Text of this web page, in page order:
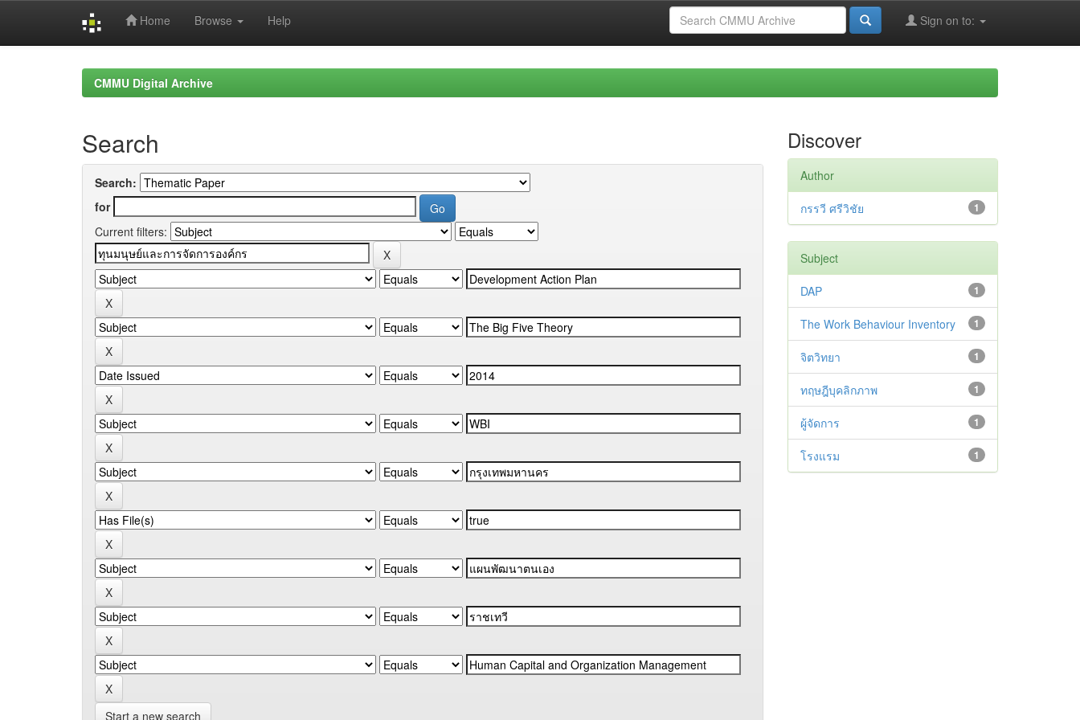
Home Browse Help Sign on to:
CMMU Digital Archive
Search
Search:
for
Current filters:
Start a new search
Discover
Author
1
กรรวี ศรีวิชัย
Subject
1
DAP
1
The Work Behaviour Inventory
1
จิตวิทยา
1
ทฤษฎีบุคลิกภาพ
1
ผู้จัดการ
1
โรงแรม